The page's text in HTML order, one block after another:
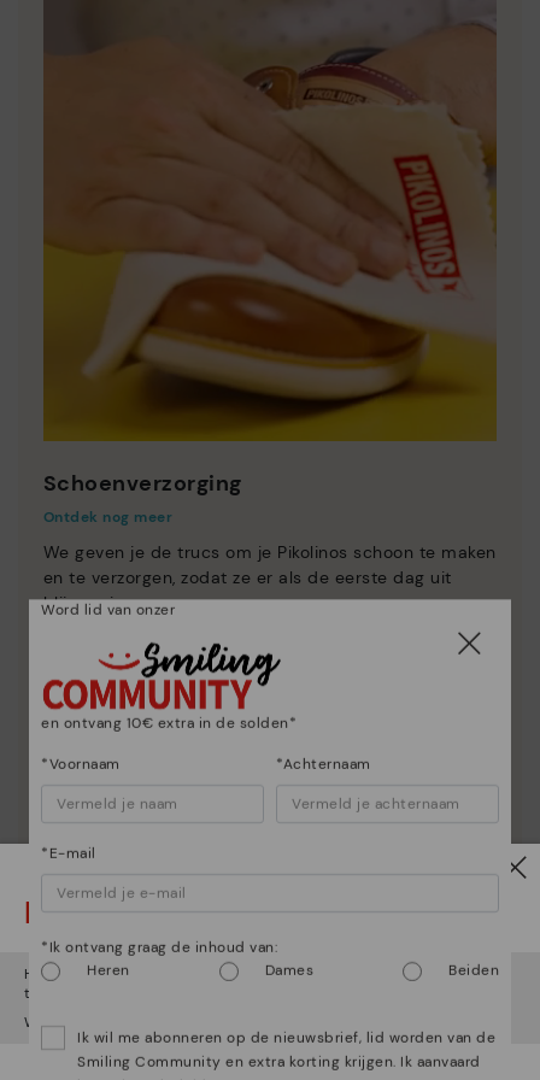
Schoenverzorging
Ontdek nog meer
We geven je de trucs om je Pikolinos schoon te maken
en te verzorgen, zodat ze er als de eerste dag uit
blijven zien.
Let op!
Het lijkt erop dat je in Verenigde Staten
bent maar je probeert
toegang te krijgen tot de
Wil je naar onze
Word lid van onzer
en ontvang 10€ extra in de solden*
*Voornaam *Achternaam
*E-mail
*Ik ontvang graag de inhoud van:
Heren
Dames Beiden
Ik wil me abonneren op de nieuwsbrief, lid worden van de
Smiling Community en extra korting krijgen. Ik aanvaard